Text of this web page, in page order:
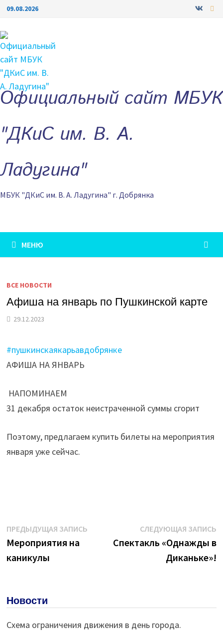
Перейти
содержимому
09.08.2026
Официальный сайт МБУК
"ДКиС им. В. А.
Ладугина"
МБУК "ДКиС им. В. А. Ладугина" г. Добрянка
МЕНЮ
ВСЕ НОВОСТИ
Афиша на январь по Пушкинской карте
29.12.2023
#пушкинскаякарьавдобрянке
АФИША НА ЯНВАРЬ
НАПОМИНАЕМ
31 декабря остаток неистраченной суммы сгорит
Поэтому, предлагаем купить билеты на мероприятия
января уже сейчас.
Навигация
по
записям
ПРЕДЫДУЩАЯ ЗАПИСЬПредыдущая
запись:
Мероприятия на
каникулы
СЛЕДУЮЩАЯ ЗАПИСЬ
Спектакль «Однажды в
Диканьке»!
Новости
Схема ограничения движения в день города.